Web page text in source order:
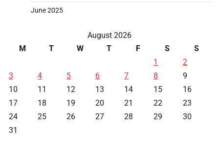
June 2025
August 2026
M
T W T F S
S
1
2
3
4 5 6 7 8
9
10
11 12 13 14 15
16
17
18 19 20 21 22
23
24
25 26 27 28 29
30
31